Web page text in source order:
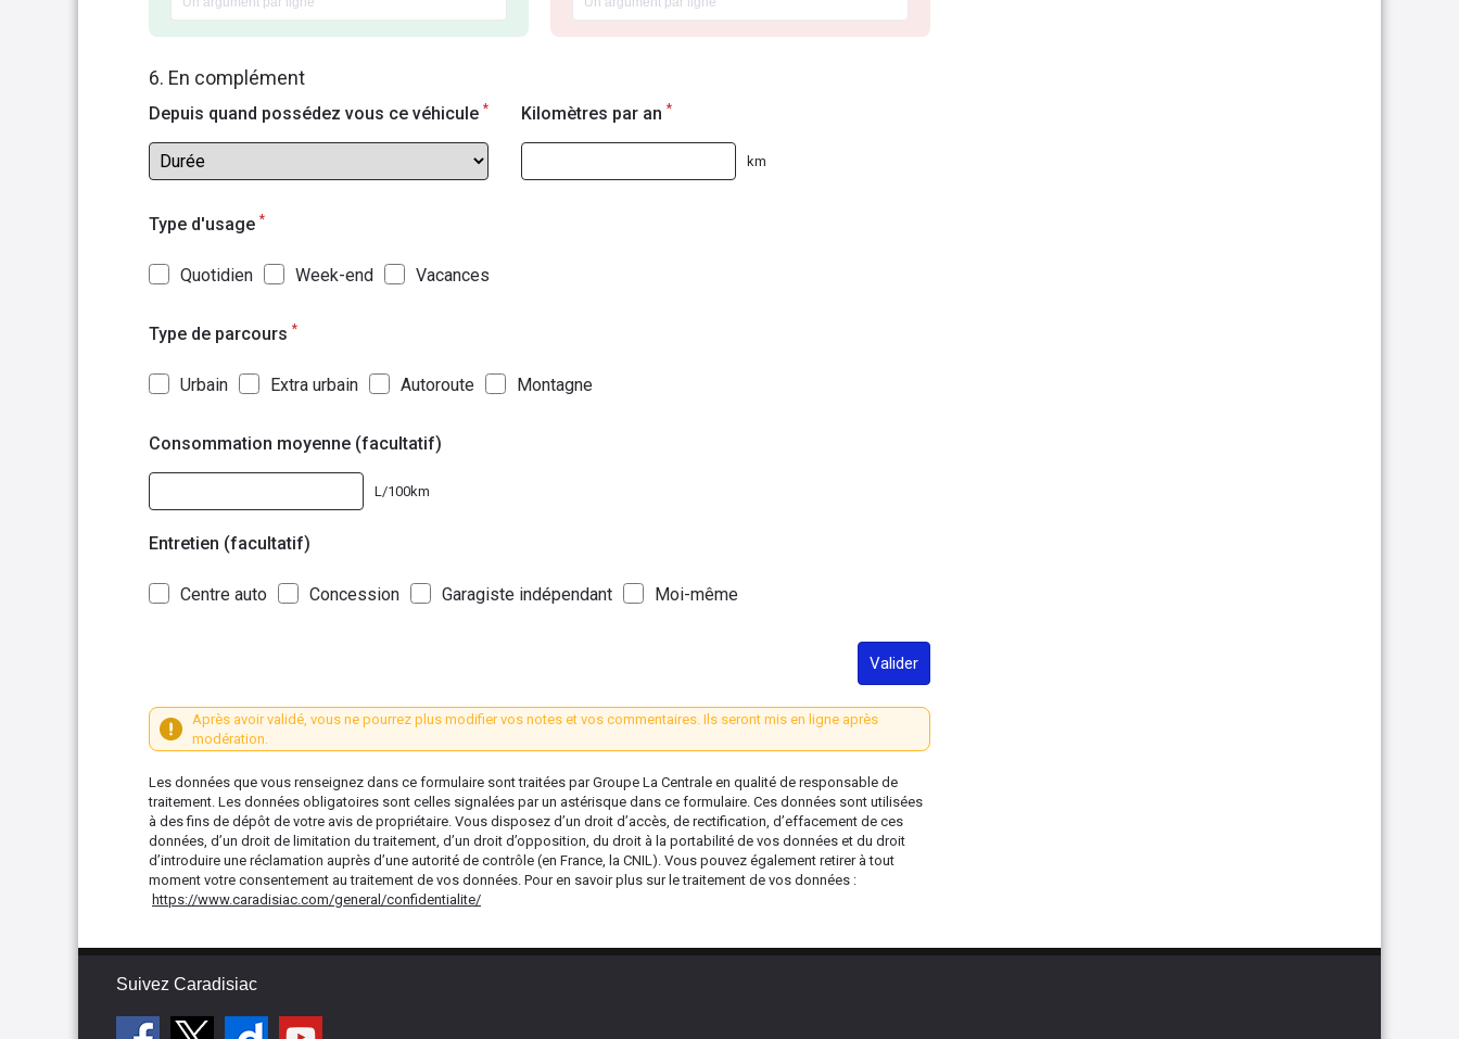
6. En complément
Depuis quand possédez vous ce véhicule * Kilomètres par an *
km
Type d'usage *
Quotidien Week-end Vacances
Type de parcours *
Urbain Extra urbain Autoroute Montagne
Consommation moyenne (facultatif)
L/100km
Entretien (facultatif)
Centre auto Concession Garagiste indépendant Moi-même
Valider
Après avoir validé, vous ne pourrez plus modifier vos notes et vos commentaires. Ils seront mis en ligne après
modération.
Les données que vous renseignez dans ce formulaire sont traitées par Groupe La Centrale en qualité de responsable de
traitement. Les données obligatoires sont celles signalées par un astérisque dans ce formulaire. Ces données sont utilisées
à des fins de dépôt de votre avis de propriétaire. Vous disposez d’un droit d’accès, de rectification, d’effacement de ces
données, d’un droit de limitation du traitement, d’un droit d’opposition, du droit à la portabilité de vos données et du droit
d’introduire une réclamation auprès d’une autorité de contrôle (en France, la CNIL). Vous pouvez également retirer à tout
moment votre consentement au traitement de vos données. Pour en savoir plus sur le traitement de vos données :
https://www.caradisiac.com/general/confidentialite/
Suivez Caradisiac